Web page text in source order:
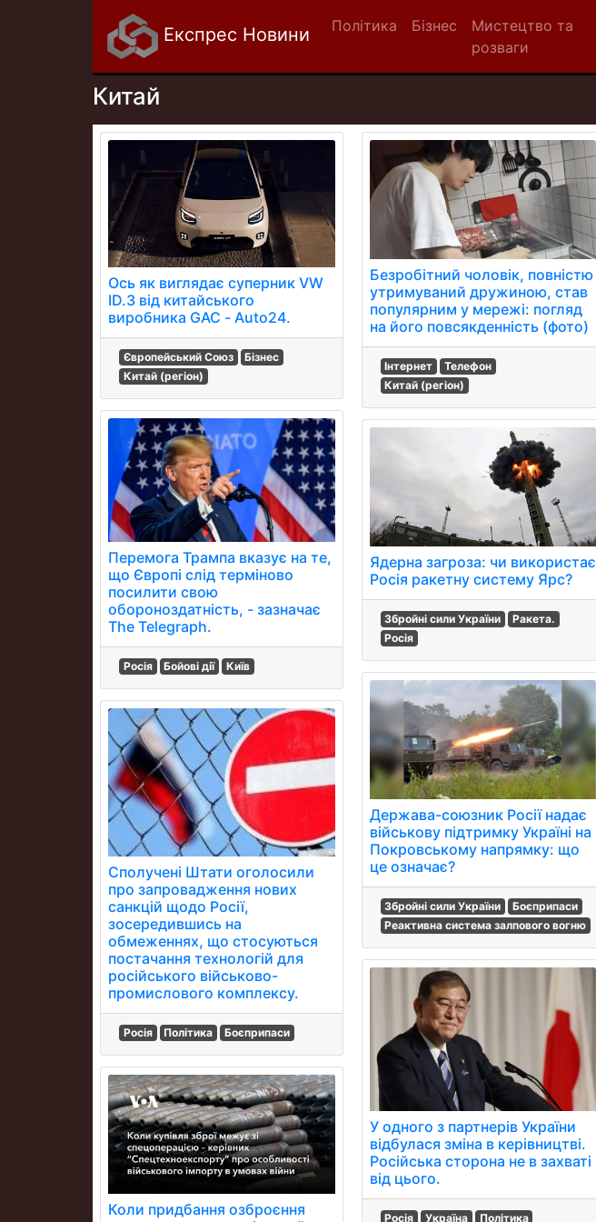
Експрес Новини Політика Бізнес
Мистецтво та
розваги
Китай
Ось як виглядає суперник VW
ID.3 від китайського
виробника GAC - Auto24.
Європейський Союз
Бізнес
Китай (регіон)
Перемога Трампа вказує на те,
що Європі слід терміново
посилити свою
обороноздатність, - зазначає
The Telegraph.
Росія Бойові дії Київ
Сполучені Штати оголосили
про запровадження нових
санкцій щодо Росії,
зосередившись на
обмеженнях, що стосуються
постачання технологій для
російського військово-
промислового комплексу.
Росія Політика Боєприпаси
Коли придбання озброєння
Безробітний чоловік, повністю
утримуваний дружиною, став
популярним у мережі: погляд
на його повсякденність (фото)
Інтернет
Телефон
Китай (регіон)
Ядерна загроза: чи використає
Росія ракетну систему Ярс?
Збройні сили України
Ракета.
Росія
Держава-союзник Росії надає
військову підтримку Україні на
Покровському напрямку: що
це означає?
Збройні сили України
Боєприпаси
Реактивна система залпового вогню
У одного з партнерів України
відбулася зміна в керівництві.
Російська сторона не в захваті
від цього.
Росія Україна Політика